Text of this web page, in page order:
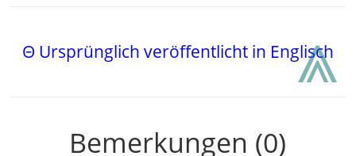
Θ Ursprünglich veröffentlicht in Englisch
Bemerkungen (0)
⩓